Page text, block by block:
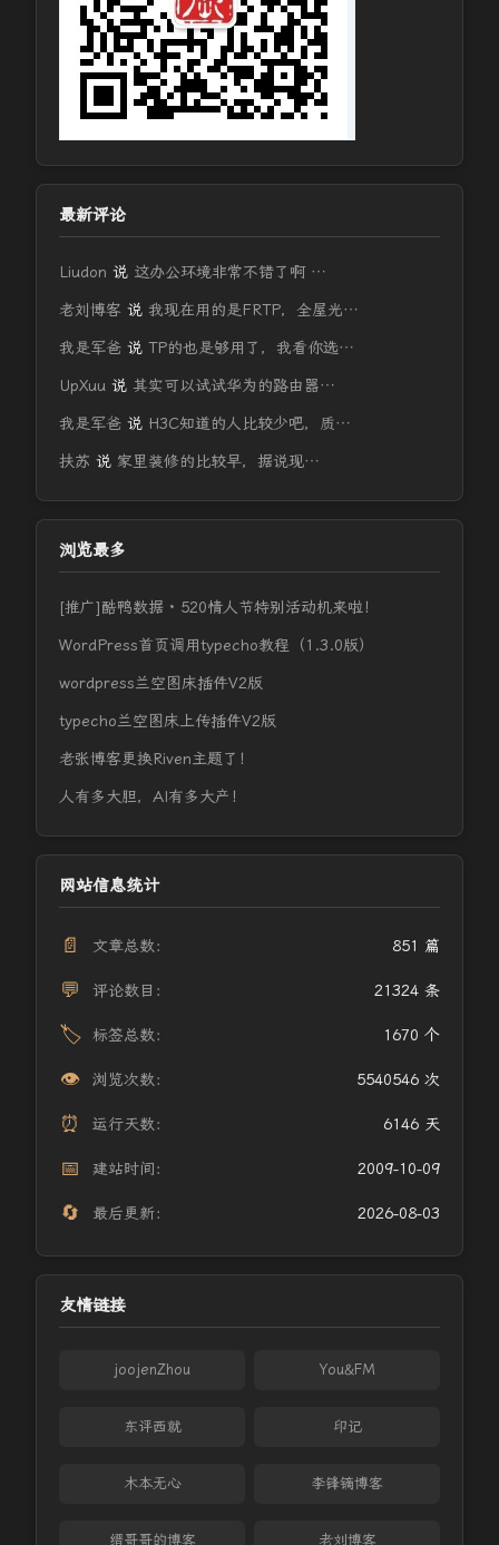
最新评论
Liudon 说 这办公环境非常不错了啊 …
老刘博客 说 我现在用的是FRTP，全屋光…
我是军爸 说 TP的也是够用了，我看你选…
UpXuu 说 其实可以试试华为的路由器…
我是军爸 说 H3C知道的人比较少吧，质…
扶苏 说 家里装修的比较早，据说现…
浏览最多
[推广]酷鸭数据 · 520情人节特别活动机来啦！
WordPress首页调用typecho教程（1.3.0版）
wordpress兰空图床插件V2版
typecho兰空图床上传插件V2版
老张博客更换Riven主题了！
人有多大胆，AI有多大产！
网站信息统计
📄 文章总数： 851 篇
💬 评论数目： 21324 条
🏷️ 标签总数： 1670 个
👁️ 浏览次数： 5540546 次
⏰ 运行天数： 6146 天
📅 建站时间： 2009-10-09
🔄 最后更新： 2026-08-03
友情链接
joojenZhou You&FM
东评西就 印记
木本无心 李锋镝博客
缙哥哥的博客 老刘博客